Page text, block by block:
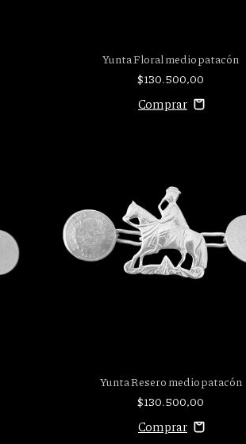
Yunta Floral medio patacón
$130.500,00
Yunta Resero medio patacón
$130.500,00